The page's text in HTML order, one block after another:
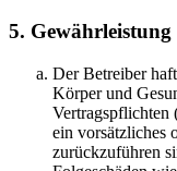
5. Gewährleistung
Der Betreiber
Körper und
Vertragspflichten
ein vorsätzliches
zurückzuführen